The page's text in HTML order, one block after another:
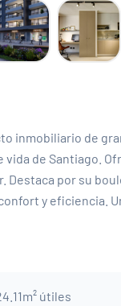
inmobiliario de
vida de Santiago.
Destaca por su
y eficiencia.
m² útiles